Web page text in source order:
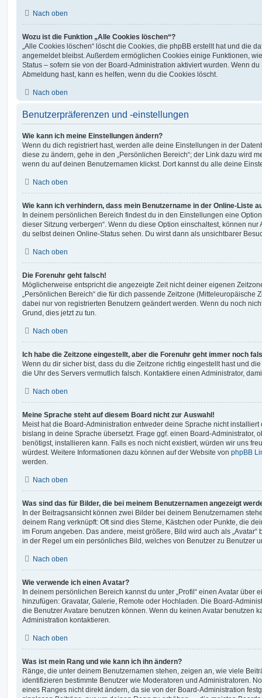
Nach oben
Wozu ist die Funktion „Alle Cookies löschen“?
„Alle Cookies löschen“ löscht die Cookies, die phpBB erstellt hat und die
angemeldet bleibst. Außerdem ermöglichen Cookies einige Funktionen,
Status – sofern sie von der Board-Administration aktiviert wurden. Wenn
Abmeldung hast, kann es helfen, wenn du die Cookies löscht.
Nach oben
Benutzerpräferenzen und -einstellungen
Wie kann ich meine Einstellungen ändern?
Wenn du dich registriert hast, werden alle deine Einstellungen in der
diese zu ändern, gehe in den „Persönlichen Bereich“; der Link dazu wird
wenn du auf deinen Benutzernamen klickst. Dort kannst du alle deine
Nach oben
Wie kann ich verhindern, dass mein Benutzername in der Online-Liste
In deinem persönlichen Bereich findest du in den Einstellungen eine
dieser Sitzung verbergen“. Wenn du diese Option einschaltest, können
du selbst deinen Online-Status sehen. Du wirst dann als unsichtbarer
Nach oben
Die Forenuhr geht falsch!
Möglicherweise entspricht die angezeigte Zeit nicht deiner eigenen
„Persönlichen Bereich“ die für dich passende Zeitzone (Mitteleuropäische
dabei nur von registrierten Benutzern geändert werden. Wenn du noch
Grund, dies jetzt zu tun.
Nach oben
Ich habe die Zeitzone eingestellt, aber die Forenuhr geht immer noch
Wenn du dir sicher bist, dass du die Zeitzone richtig eingestellt hast und
die Uhr des Servers vermutlich falsch. Kontaktiere einen Administrator,
Nach oben
Meine Sprache steht auf diesem Board nicht zur Auswahl!
Meist hat die Board-Administration entweder deine Sprache nicht
bislang in deine Sprache übersetzt. Frage ggf. einen Board-Administrator,
benötigst, installieren kann. Falls es noch nicht existiert, würden wir uns
würdest. Weitere Informationen dazu können auf der Website von phpBB
werden.
Nach oben
Was sind das für Bilder, die bei meinem Benutzernamen angezeigt
In der Beitragsansicht können zwei Bilder bei deinem Benutzernamen
deinem Rang verknüpft: Oft sind dies Sterne, Kästchen oder Punkte, die
im Forum angeben. Das andere, meist größere, Bild wird auch als
in der Regel um ein persönliches Bild, welches von Benutzer zu Benutzer
Nach oben
Wie verwende ich einen Avatar?
In deinem persönlichen Bereich kannst du unter „Profil“ einen Avatar über
hinzufügen: Gravatar, Galerie, Remote oder Hochladen. Die Board-
die Benutzer Avatare benutzen können. Wenn du keinen Avatar benutzen
Administration kontaktieren.
Nach oben
Was ist mein Rang und wie kann ich ihn ändern?
Ränge, die unter deinem Benutzernamen stehen, zeigen an, wie viele
identifizieren bestimmte Benutzer wie Moderatoren und Administratoren.
eines Ranges nicht direkt ändern, da sie von der Board-Administration